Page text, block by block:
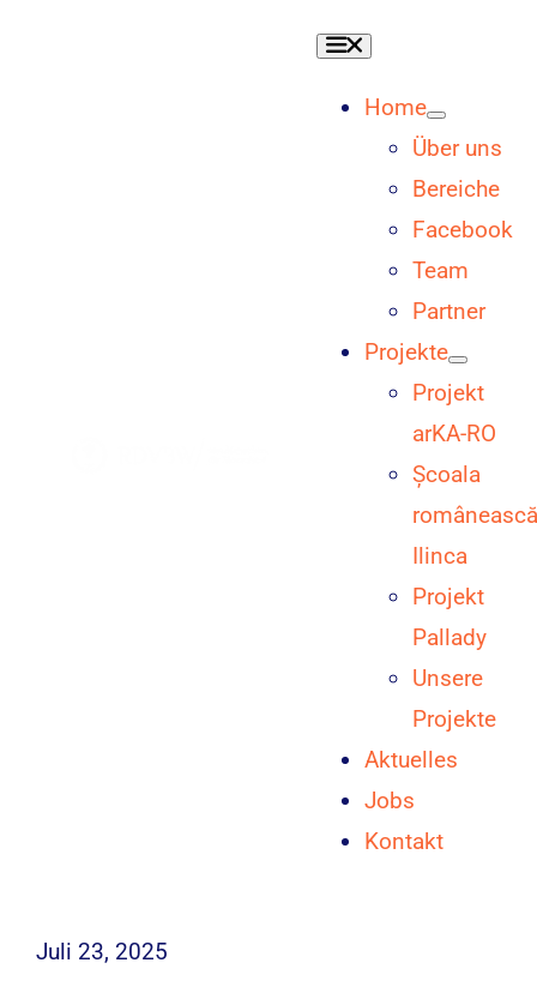
Toggle
Navigation
Home
Über uns
Bereiche
Facebook
Team
Partner
Projekte
Projekt
arKA-RO
Școala
românească
Ilinca
Projekt
Pallady
Unsere
Projekte
Aktuelles
Jobs
Kontakt
Juli 23, 2025